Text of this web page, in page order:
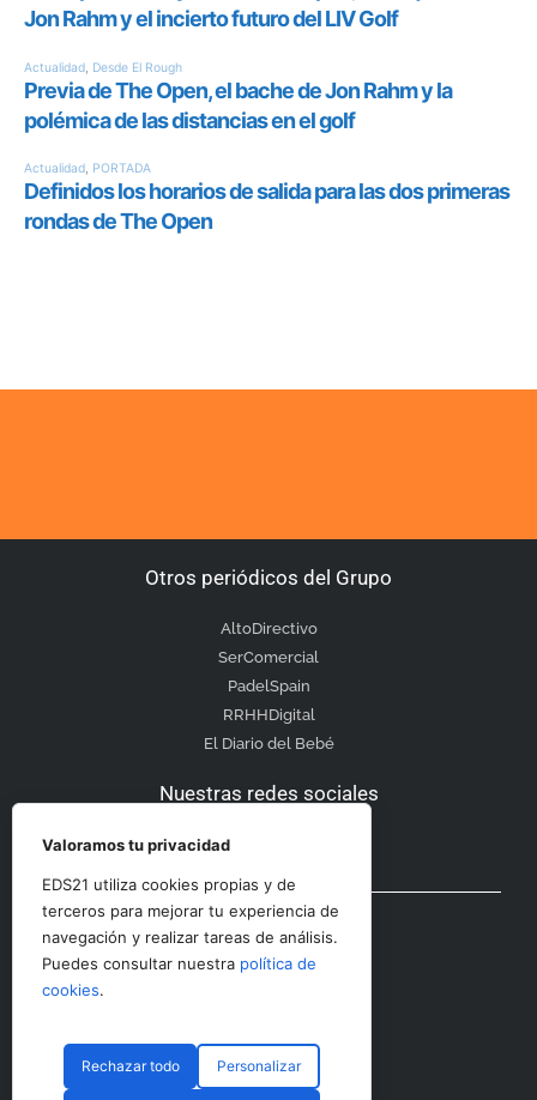
Otros periódicos del Grupo
AltoDirectivo
SerComercial
PadelSpain
RRHHDigital
El Diario del Bebé
Nuestras redes sociales
Otras secciones
Contacto
Valoramos tu privacidad
EDS21 utiliza cookies propias y de
terceros para mejorar tu experiencia de
navegación y realizar tareas de análisis.
Puedes consultar nuestra política de
cookies.
Rechazar todo Personalizar